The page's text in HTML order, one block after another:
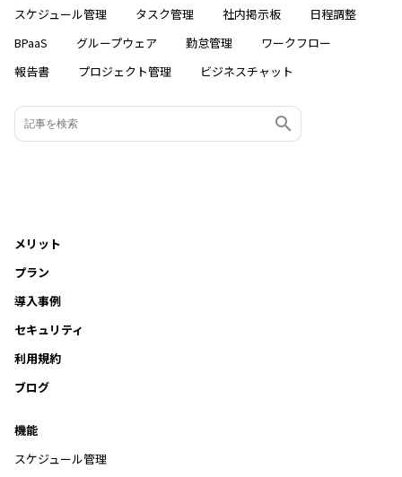
スケジュール管理 タスク管理 社内掲示板
日程調整
BPaaS
グループウェア 勤怠管理
ワークフロー
報告書
プロジェクト管理 ビジネスチャット
メリット
プラン
導入事例
セキュリティ
利用規約
ブログ
機能
スケジュール管理